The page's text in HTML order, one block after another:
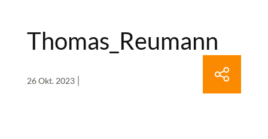
Thomas_Reumann
26 Okt. 2023